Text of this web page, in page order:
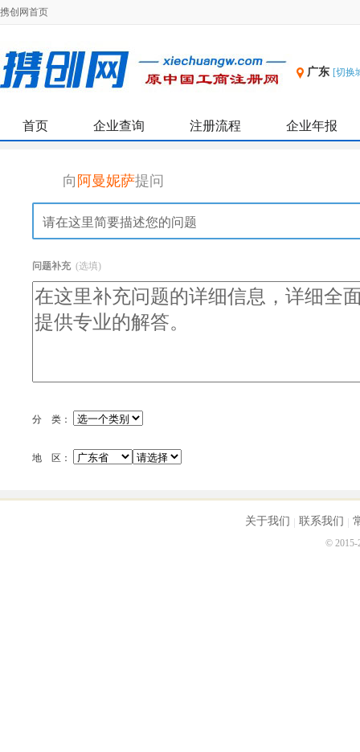
携创网首页
广东 [切换
首页 企业查询 注册流程 企业年报
向 阿曼妮萨提问
问题补充 (选填)
分 类：
地 区：
关于我们 联系我们
© 2015-